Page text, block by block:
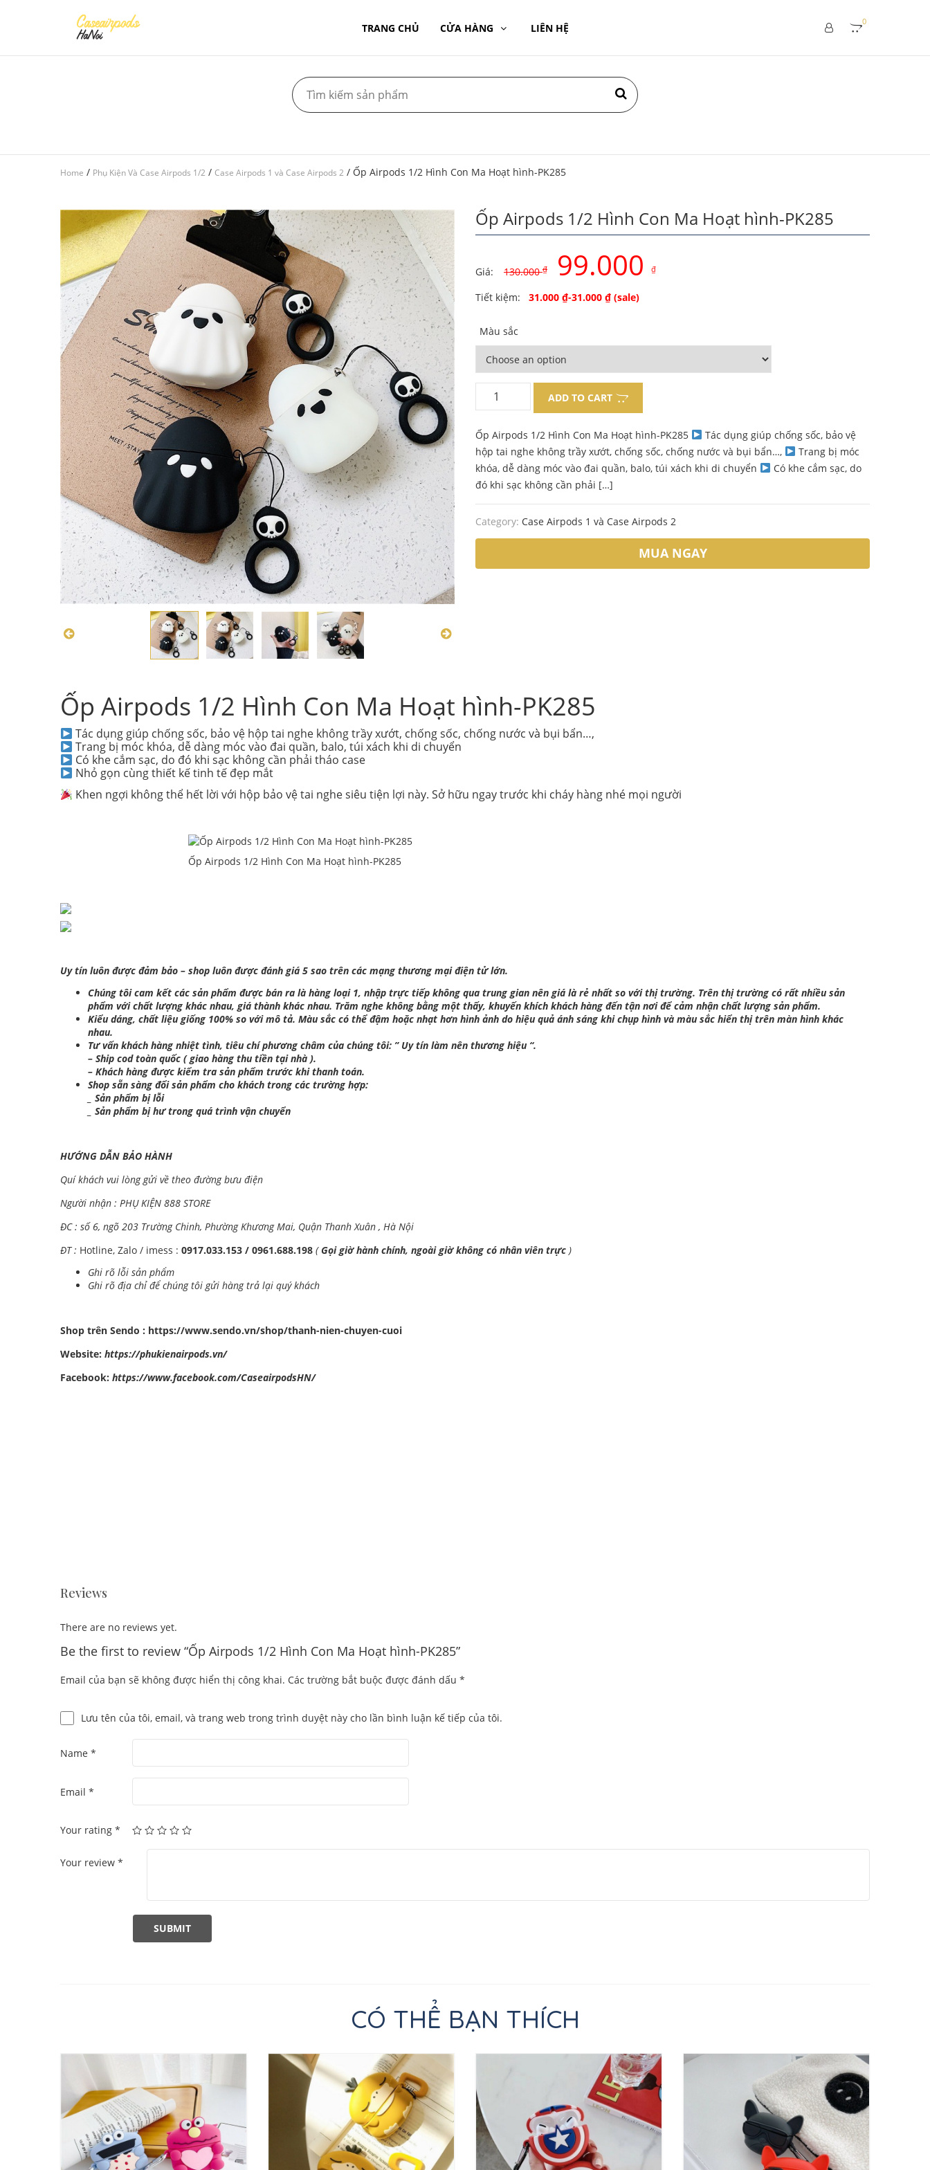
TRANG CHỦ CỬA HÀNG LIÊN HỆ 0
Home / Phụ Kiện Và Case Airpods 1/2 / Case Airpods 1 và Case Airpods 2 / Ốp Airpods 1/2 Hình Con Ma Hoạt hình-PK285
Ốp Airpods 1/2 Hình Con Ma Hoạt hình-PK285
Giá: 130.000₫
Original
price
was:
130.000 ₫.
99.000 ₫
Current
price
is:
99.000 ₫.
Tiết kiệm: 31.000 ₫-31.000 ₫ (sale)
Màu sắc
ADD TO CART
Ốp Airpods 1/2 Hình Con Ma Hoạt hình-PK285
Tác dụng giúp chống sốc, bảo vệ
hộp tai nghe không trầy xướt, chống sốc, chống nước và bụi bẩn…,
Trang bị móc
khóa, dễ dàng móc vào đai quần, balo, túi xách khi di chuyển
Có khe cắm sạc, do
đó khi sạc không cần phải […]
Category: Case Airpods 1 và Case Airpods 2
MUA NGAY
Ốp Airpods 1/2 Hình Con Ma Hoạt hình-PK285
Tác dụng giúp chống sốc, bảo vệ hộp tai nghe không trầy xướt, chống sốc, chống nước và bụi bẩn…,
Trang bị móc khóa, dễ dàng móc vào đai quần, balo, túi xách khi di chuyển
Có khe cắm sạc, do đó khi sạc không cần phải tháo case
Nhỏ gọn cùng thiết kế tinh tế đẹp mắt
Khen ngợi không thể hết lời với hộp bảo vệ tai nghe siêu tiện lợi này. Sở hữu ngay trước khi cháy hàng nhé mọi người
Ốp Airpods 1/2 Hình Con Ma Hoạt hình-PK285
Uy tín luôn được đảm bảo – shop luôn được đánh giá 5 sao trên các mạng thương mại điện tử lớn.
Chúng tôi cam kết các sản phẩm được bán ra là hàng loại 1, nhập trực tiếp không qua trung gian nên giá là rẻ nhất so với thị trường. Trên thị trường có rất nhiều sản
phẩm với chất lượng khác nhau, giá thành khác nhau. Trăm nghe không bằng một thấy, khuyến khích khách hàng đến tận nơi để cảm nhận chất lượng sản phẩm.
Kiểu dáng, chất liệu giống 100% so với mô tả. Màu sắc có thể đậm hoặc nhạt hơn hình ảnh do hiệu quả ánh sáng khi chụp hình và màu sắc hiển thị trên màn hình khác
nhau.
Tư vấn khách hàng nhiệt tình, tiêu chí phương châm của chúng tôi: ” Uy tín làm nên thương hiệu “.
– Ship cod toàn quốc ( giao hàng thu tiền tại nhà ).
– Khách hàng được kiểm tra sản phẩm trước khi thanh toán.
Shop sẵn sàng đổi sản phẩm cho khách trong các trường hợp:
_ Sản phẩm bị lỗi
_ Sản phẩm bị hư trong quá trình vận chuyển
HƯỚNG DẪN BẢO HÀNH
Quí khách vui lòng gửi về theo đường bưu điện
Người nhận : PHỤ KIỆN 888 STORE
ĐC : số 6, ngõ 203 Trường Chinh, Phường Khương Mai, Quận Thanh Xuân , Hà Nội
ĐT : Hotline, Zalo / imess : 0917.033.153 / 0961.688.198 ( Gọi giờ hành chính, ngoài giờ không có nhân viên trực )
Ghi rõ lỗi sản phẩm
Ghi rõ địa chỉ để chúng tôi gửi hàng trả lại quý khách
Shop trên Sendo : https://www.sendo.vn/shop/thanh-nien-chuyen-cuoi
Website: https://phukienairpods.vn/
Facebook: https://www.facebook.com/CaseairpodsHN/
Reviews
There are no reviews yet.
Be the first to review “Ốp Airpods 1/2 Hình Con Ma Hoạt hình-PK285”
Email của bạn sẽ không được hiển thị công khai. Các trường bắt buộc được đánh dấu *
Lưu tên của tôi, email, và trang web trong trình duyệt này cho lần bình luận kế tiếp của tôi.
Name *
Email *
Your rating *
Your review *
CÓ THỂ BẠN THÍCH